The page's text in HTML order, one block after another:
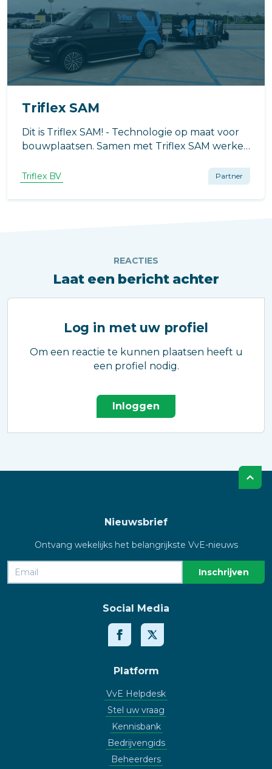
Triflex SAM
Dit is Triflex SAM! - Technologie op maat voor
bouwplaatsen. Samen met Triflex SAM werken
Triflex BV Partner
REACTIES
Laat een bericht achter
Log in met uw profiel
Om een reactie te kunnen plaatsen heeft u
een profiel nodig.
Inloggen
Nieuwsbrief
Ontvang wekelijks het belangrijkste VvE-nieuws
Social Media
Platform
VvE Helpdesk
Stel uw vraag
Kennisbank
Bedrijvengids
Beheerders